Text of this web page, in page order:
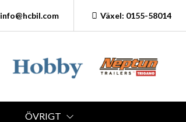
info@hcbil.com Växel: 0155-58014
ÖVRIGT